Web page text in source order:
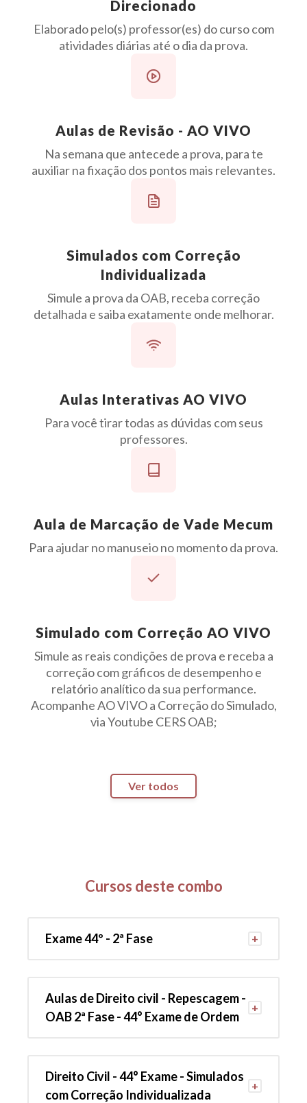
Direcionado
Elaborado pelo(s) professor(es) do curso com
atividades diárias até o dia da prova.
Aulas de Revisão - AO VIVO
Na semana que antecede a prova, para te
auxiliar na fixação dos pontos mais relevantes.
Simulados com Correção
Individualizada
Simule a prova da OAB, receba correção
detalhada e saiba exatamente onde melhorar.
Aulas Interativas AO VIVO
Para você tirar todas as dúvidas com seus
professores.
Aula de Marcação de Vade Mecum
Para ajudar no manuseio no momento da prova.
Simulado com Correção AO VIVO
Simule as reais condições de prova e receba a
correção com gráficos de desempenho e
relatório analítico da sua performance.
Acompanhe AO VIVO a Correção do Simulado,
via Youtube CERS OAB;
Ver todos
Cursos deste combo
Exame 44º - 2ª Fase
Aulas de Direito civil - Repescagem -
OAB 2ª Fase - 44° Exame de Ordem
Direito Civil - 44° Exame - Simulados
com Correção Individualizada